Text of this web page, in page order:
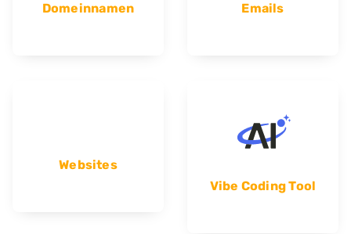
Domeinnamen Emails
Websites
Vibe Coding Tool